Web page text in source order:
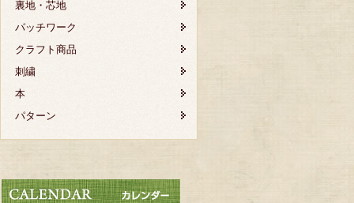
裏地・芯地
パッチワーク
クラフト商品
刺繍
本
パターン